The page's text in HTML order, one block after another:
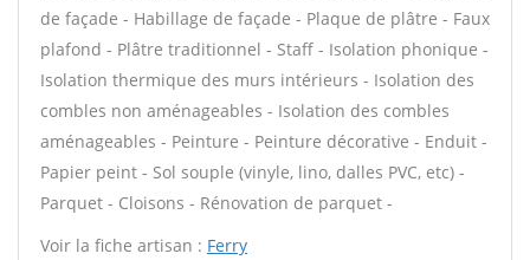
de façade - Habillage de façade - Plaque de plâtre - Faux
plafond - Plâtre traditionnel - Staff - Isolation phonique -
Isolation thermique des murs intérieurs - Isolation des
combles non aménageables - Isolation des combles
aménageables - Peinture - Peinture décorative - Enduit -
Papier peint - Sol souple (vinyle, lino, dalles PVC, etc) -
Parquet - Cloisons - Rénovation de parquet -
Voir la fiche artisan : Ferry